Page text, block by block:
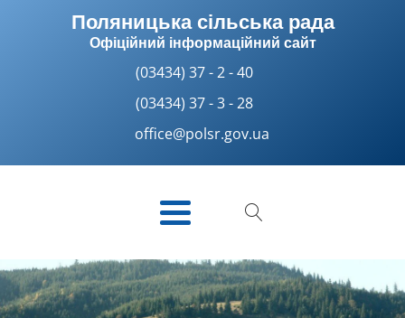
Поляницька сільська рада
Офіційний інформаційний сайт
(03434) 37 - 2 - 40
(03434) 37 - 3 - 28
office@polsr.gov.ua